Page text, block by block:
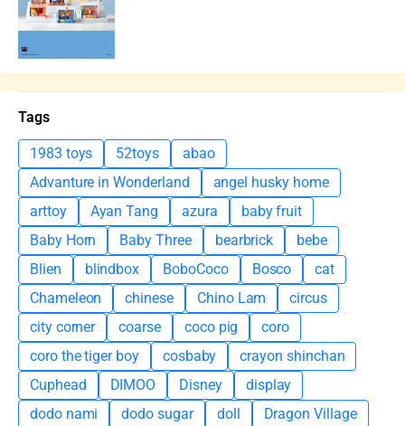
Tags
1983 toys 52toys
abao
Advanture in Wonderland
angel husky home
arttoy
Ayan Tang azura
baby fruit
Baby Horn
Baby Three bearbrick
bebe
Blien
blindbox BoboCoco Bosco
cat
Chameleon
chinese Chino Lam
circus
city corner
coarse coco pig
coro
coro the tiger boy
cosbaby
crayon shinchan
Cuphead
DIMOO Disney
display
dodo nami
dodo sugar doll
Dragon Village